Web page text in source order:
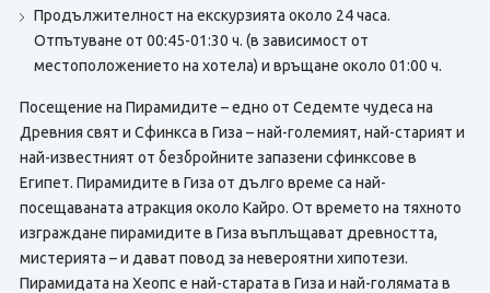
Продължителност на екскурзията около 24 часа.
Отпътуване от 00:45-01:30 ч. (в зависимост от
местоположението на хотела) и връщане около 01:00 ч.
Посещение на Пирамидите – едно от Седемте чудеса на
Древния свят и Сфинкса в Гиза – най-големият, най-старият и
най-известният от безбройните запазени сфинксове в
Египет. Пирамидите в Гиза от дълго време са най-
посещаваната атракция около Кайро. От времето на тяхното
изграждане пирамидите в Гиза въплъщават древността,
мистерията – и дават повод за невероятни хипотези.
Пирамидата на Хеопс е най-старата в Гиза и най-голямата в